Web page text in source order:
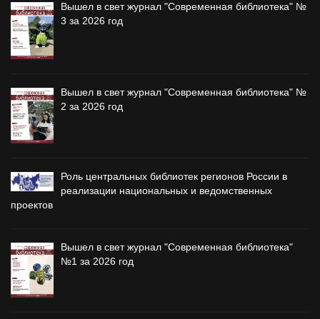
Вышел в свет журнал "Современная библиотека" №
3 за 2026 год
Вышел в свет журнал "Современная библиотека" №
2 за 2026 год
Роль центральных библиотек регионов России в
реализации национальных и ведомственных
проектов
Вышел в свет журнал "Современная библиотека"
№1 за 2026 год